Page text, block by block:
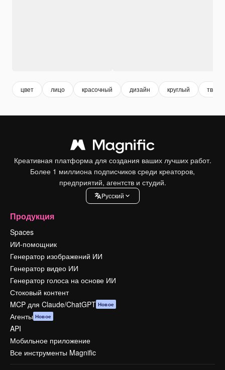
цвет лицо красочный дизайн круглый
Креативная платформа для создания ваших лучших работ.
Более 1 миллиона подписчиков среди креаторов,
предприятий, агентств и студий.
Pусский
Продукция
Spaces
ИИ-помощник
Генератор изображений ИИ
Генератор видео ИИ
Генератор голоса на основе ИИ
Стоковый контент
MCP для Claude/ChatGPT Новое
Агенты Новое
API
Мобильное приложение
Все инструменты Magnific